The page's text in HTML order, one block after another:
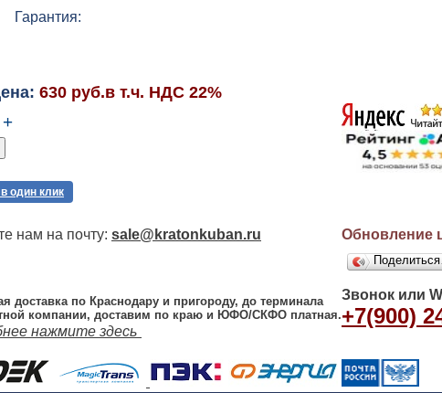
630 руб.в т.ч. НДС 22%
+
один клик
нам на почту: sale@kratonkuban.ru Обновление
доставка по Краснодару и пригороду, до терминала
компании, доставим по краю и ЮФО/СКФО платная.
нажмите здесь
Звонок или
+7(900)